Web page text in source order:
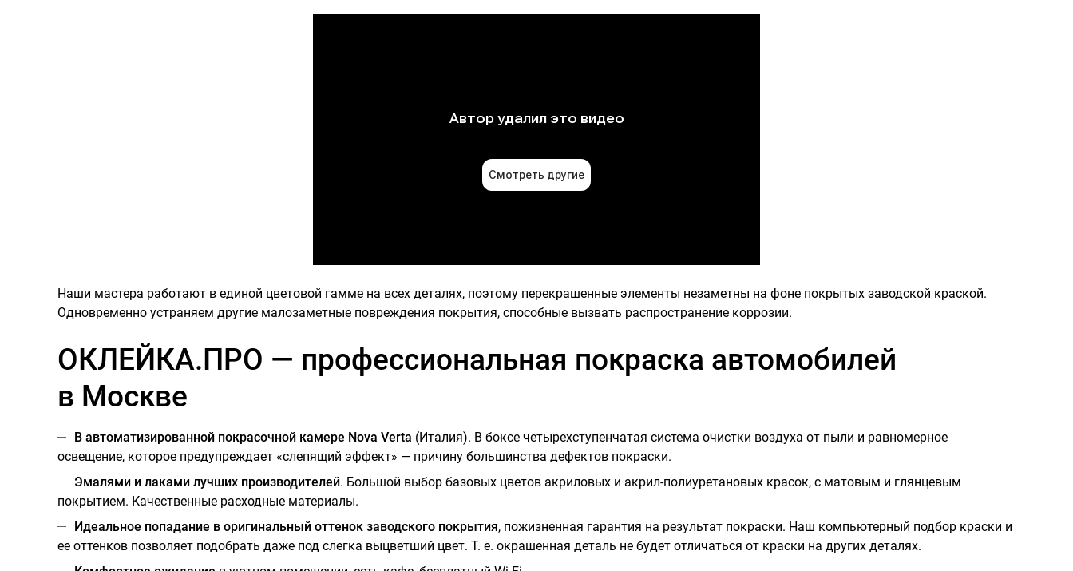
Наши мастера работают в единой цветовой гамме на всех деталях, поэтому перекрашенные элементы незаметны на фоне покрытых заводской краской.
Одновременно устраняем другие малозаметные повреждения покрытия, способные вызвать распространение коррозии.
ОКЛЕЙКА.ПРО — профессиональная покраска автомобилей
в Москве
В автоматизированной покрасочной камере Nova Verta (Италия). В боксе четырехступенчатая система очистки воздуха от пыли и равномерное
освещение, которое предупреждает «слепящий эффект» — причину большинства дефектов покраски.
Эмалями и лаками лучших производителей. Большой выбор базовых цветов акриловых и акрил-полиуретановых красок, с матовым и глянцевым
покрытием. Качественные расходные материалы.
Идеальное попадание в оригинальный оттенок заводского покрытия, пожизненная гарантия на результат покраски. Наш компьютерный подбор краски и
ее оттенков позволяет подобрать даже под слегка выцветший цвет. Т. е. окрашенная деталь не будет отличаться от краски на других деталях.